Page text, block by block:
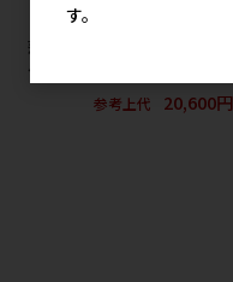
［ペットプロジャパン］業務用
薄型ペットシーツ レギュラー 1
ケース（1200枚入）
参考上代
20,600円
す。